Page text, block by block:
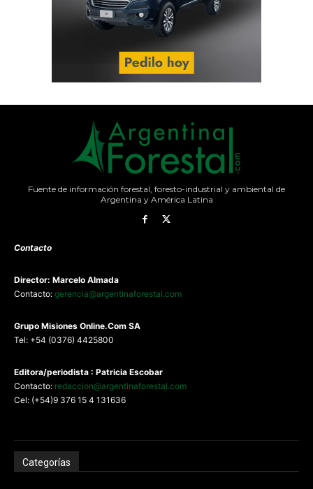
Fuente de información forestal, foresto-industrial y ambiental de
Argentina y América Latina
Contacto
Director: Marcelo Almada
Contacto: gerencia@argentinaforestal.com
Grupo Misiones Online.Com SA
Tel: +54 (0376) 4425800
Editora/periodista : Patricia Escobar
Contacto: redaccion@argentinaforestal.com
Cel: (+54)9 376 15 4 131636
Categorías